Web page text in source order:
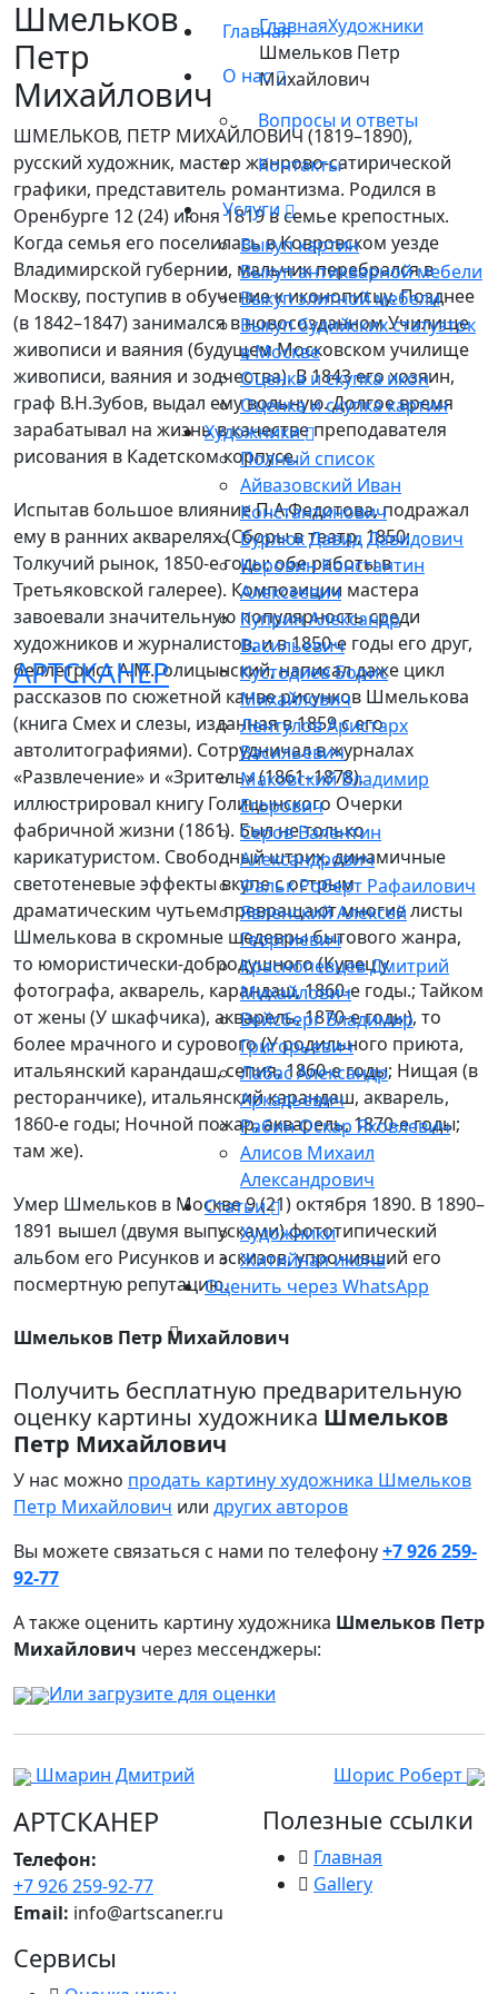
АРТСКАНЕР
Главная
О нас
Вопросы и ответы
Контакты
Услуги
Выкуп картин
Выкуп антикварной мебели
Выкуп элитной мебели
Выкуп будийских статуэток
в Москве
Оценка и скупка икон
Оценка и скупка картин
Художники
Полный список
Айвазовский Иван
Константинович
Бурлюк Давид Давидович
Коровин Константин
Алексеевич
Куприн Александр
Васильевич
Кустодиев Борис
Михайлович
Лентулов Аристарх
Васильевич
Маковский Владимир
Егорович
Серов Валентин
Александрович
Фальк Роберт Рафаилович
Явленский Алексей
Георгиевич
Краснопевцев Дмитрий
Михайлович
Вейсберг Владимир
Григорьевич
Лабас Александр
Аркадьевич
Рабин Оскар Яковлевич
Алисов Михаил
Александрович
Статьи
Художники
Житийная икона
Оценить через WhatsApp
Шмельков
Петр
Михайлович
ГлавнаяХудожники
Шмельков Петр
Михайлович
ШМЕЛЬКОВ, ПЕТР МИХАЙЛОВИЧ (1819–1890),
русский художник, мастер жанрово-сатирической
графики, представитель романтизма. Родился в
Оренбурге 12 (24) июня 1819 в семье крепостных.
Когда семья его поселилась в Ковровском уезде
Владимирской губернии, мальчик перебрался в
Москву, поступив в обучение к иконописцу. Позднее
(в 1842–1847) занимался в новосозданном Училище
живописи и ваяния (будущем Московском училище
живописи, ваяния и зодчества). В 1843 его хозяин,
граф В.Н.Зубов, выдал ему вольную. Долгое время
зарабатывал на жизнь в качестве преподавателя
рисования в Кадетском корпусе.
Испытав большое влияние П.А.Федотова, подражал
ему в ранних акварелях (Сборы в театр, 1850;
Толкучий рынок, 1850-е годы; обе работы в
Третьяковской галерее). Композиции мастера
завоевали значительную популярность среди
художников и журналистов, и в 1850-е годы его друг,
беллетрист А.М.Голицынский, написал даже цикл
рассказов по сюжетной канве рисунков Шмелькова
(книга Смех и слезы, изданная в 1859 с его
автолитографиями). Сотрудничал в журналах
«Развлечение» и «Зритель» (1861–1878),
иллюстрировал книгу Голицынского Очерки
фабричной жизни (1861). Был не только
карикатуристом. Свободный штрих, динамичные
светотеневые эффекты вкупе с острым
драматическим чутьем превращают многие листы
Шмелькова в скромные шедевры бытового жанра,
то юмористически-добродушного (Купец у
фотографа, акварель, карандаш, 1860-е годы.; Тайком
от жены (У шкафчика), акварель, 1870-е годы), то
более мрачного и сурового (У родильного приюта,
итальянский карандаш, сепия, 1860-е годы; Нищая (в
ресторанчике), итальянский карандаш, акварель,
1860-е годы; Ночной пожар, акварель, 1870-е годы;
там же).
Умер Шмельков в Москве 9 (21) октября 1890. В 1890–
1891 вышел (двумя выпусками) фототипический
альбом его Рисунков и эскизов, упрочивший его
посмертную репутацию.
Шмельков Петр Михайлович
Получить бесплатную предварительную
оценку картины художника Шмельков
Петр Михайлович
У нас можно продать картину художника Шмельков
Петр Михайлович или других авторов
Вы можете связаться с нами по телефону+7 926 259-
92-77
А также оценить картину художника Шмельков Петр
Михайлович через мессенджеры:
Или загрузите для оценки
Шмарин Дмитрий Шорис Роберт
АРТСКАНЕР
Телефон:
+7 926 259-92-77
Email: info@artscaner.ru
Полезные ссылки
Главная
Gallery
Сервисы